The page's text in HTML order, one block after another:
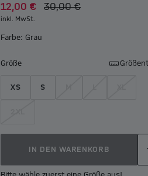
12,00 € 30,00 €
inkl. MwSt.
Farbe: Grau
Größe
XS S
IN DEN WARENKORB